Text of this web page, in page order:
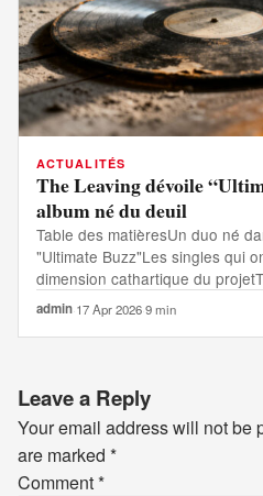
ACTUALITÉS
The Leaving dévoile
album né du deuil
Table des matièresUn duo né
"Ultimate Buzz"Les singles qui
dimension cathartique du
admin·17 Apr 2026·9 min
Leave a Reply
Your email address will not be
are marked *
Comment*